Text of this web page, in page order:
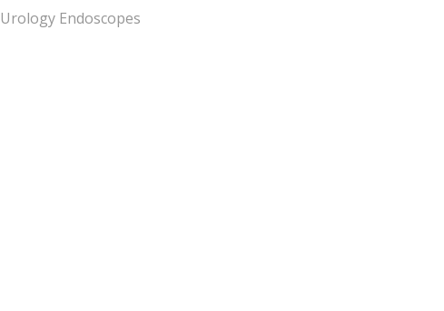
Urology Endoscopes